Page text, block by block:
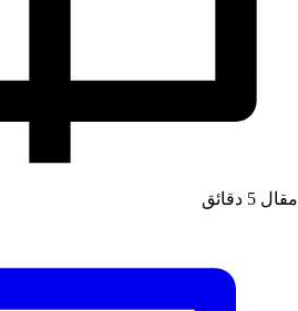
مقال 5 دقائق